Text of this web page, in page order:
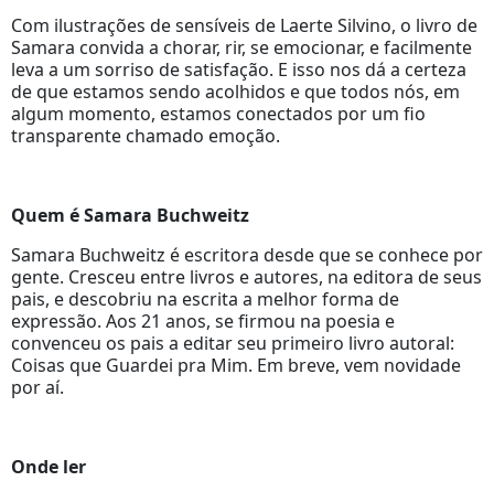
Com ilustrações de sensíveis de Laerte Silvino, o livro de
Samara convida a chorar, rir, se emocionar, e facilmente
leva a um sorriso de satisfação. E isso nos dá a certeza
de que estamos sendo acolhidos e que todos nós, em
algum momento, estamos conectados por um fio
transparente chamado emoção.
Quem é Samara Buchweitz
Samara Buchweitz é escritora desde que se conhece por
gente. Cresceu entre livros e autores, na editora de seus
pais, e descobriu na escrita a melhor forma de
expressão. Aos 21 anos, se firmou na poesia e
convenceu os pais a editar seu primeiro livro autoral:
Coisas que Guardei pra Mim. Em breve, vem novidade
por aí.
Onde ler